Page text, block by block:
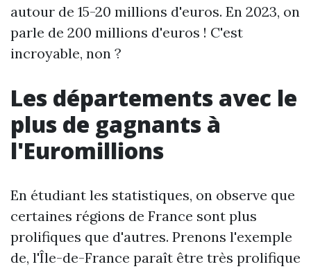
autour de 15-20 millions d'euros. En 2023, on
parle de 200 millions d'euros ! C'est
incroyable, non ?
Les départements avec le
plus de gagnants à
l'Euromillions
En étudiant les statistiques, on observe que
certaines régions de France sont plus
prolifiques que d'autres. Prenons l'exemple
de, l'Île-de-France paraît être très prolifique